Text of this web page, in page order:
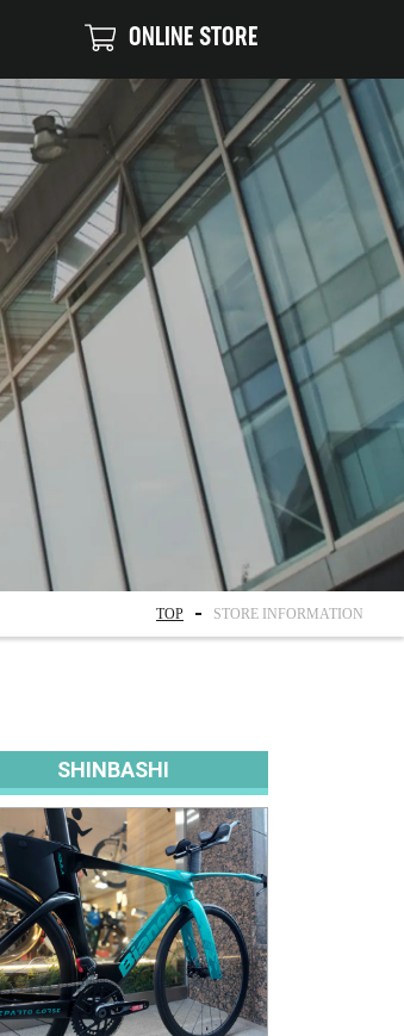
ONLINE STORE
TOP STORE INFORMATION
SHINBASHI